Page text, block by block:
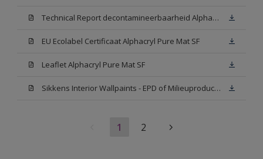
Technical Report decontamineerbaarheid Alphacryl Pure Mat SF
EU Ecolabel Certificaat Alphacryl Pure Mat SF
Leaflet Alphacryl Pure Mat SF
Sikkens Interior Wallpaints - EPD of Milieuproductverklaring
1 2